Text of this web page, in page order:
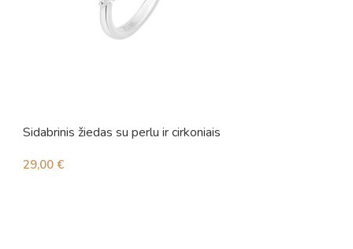
Sidabrinis žiedas su perlu ir cirkoniais
29,00 €